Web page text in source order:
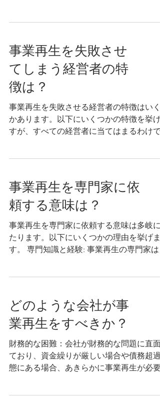
揮し、組織を指導し、チームを統...
事業再生を失敗させ
てしまう経営者の特
徴は？
事業再生を失敗させる経営者の特徴はいく
かあります。以下にいくつかの特徴を挙げ
すが、すべての経営者に当てはまるわけで
を見失う可能性があります。計画...
事業再生を専門家に依
頼する意味は？
事業再生を専門家に依頼する意味は多岐に
たります。以下にいくつかの理由を挙げま
す。 専門知識と経験: 事業再生の専門家は
おり、様々な業界や事業規模に対応...
どのような会社が事
業再生をすべきか？
財務的な困難：会社が財務的な問題に直面
ており、資金繰りが厳しい場合や債務超過
態にある場合、あきらかに事業再生が必要